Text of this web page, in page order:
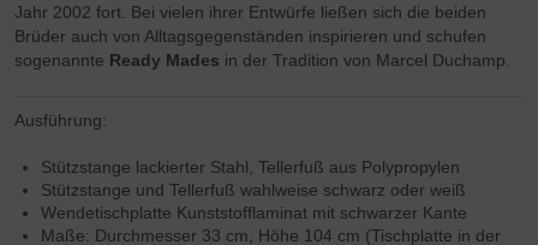
Jahr 2002 fort. Bei vielen ihrer Entwürfe ließen sich die beiden
Brüder auch von Alltagsgegenständen inspirieren und schufen
sogenannte Ready Mades in der Tradition von Marcel Duchamp.
Ausführung:
Stützstange lackierter Stahl, Tellerfuß aus Polypropylen
Stützstange und Tellerfuß wahlweise schwarz oder weiß
Wendetischplatte Kunststofflaminat mit schwarzer Kante
Maße: Durchmesser 33 cm, Höhe 104 cm (Tischplatte in der